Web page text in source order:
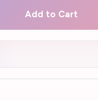
Add to Cart